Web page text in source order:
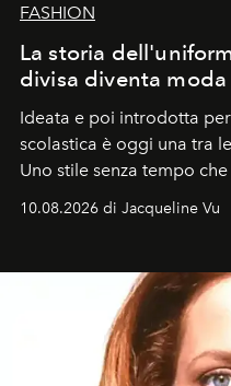
FASHION
La storia
divisa diventa moda
Ideata e poi introdotta
scolastica è oggi una tra
Uno stile senza tempo
10.08.2026 di Jacqueline Vu